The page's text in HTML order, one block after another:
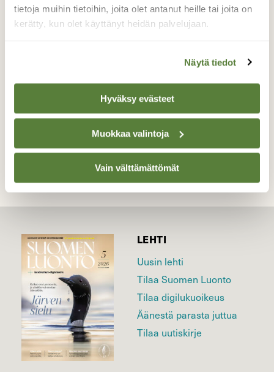
tietoja muihin tietoihin, joita olet antanut heille tai joita on
kerätty, kun olet käyttänyt heidän palvelujaan.
Näytä tiedot
Hyväksy evästeet
Muokkaa valintoja
Vain välttämättömät
Sanat eivät riitä kertomaan, tuskin niitä
tarvitaan…Aurajoki, Auranlaakso, Turku
Valokuvaaja: Juhani Peltonen, Turku 9.7.2023
LEHTI
Uusin lehti
Tilaa Suomen Luonto
Tilaa digilukuoikeus
Äänestä parasta juttua
Tilaa uutiskirje